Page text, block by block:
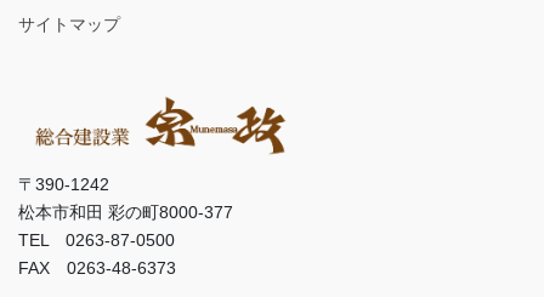
サイトマップ
〒390-1242
松本市和田 彩の町8000-377
TEL 0263-87-0500
FAX 0263-48-6373